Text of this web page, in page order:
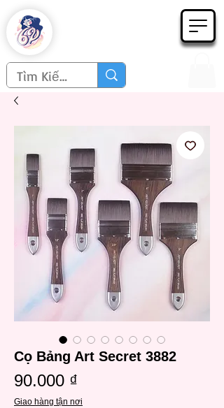
Cọ Bảng Art Secret 3882
90.000 ₫
Giao hàng tận nơi